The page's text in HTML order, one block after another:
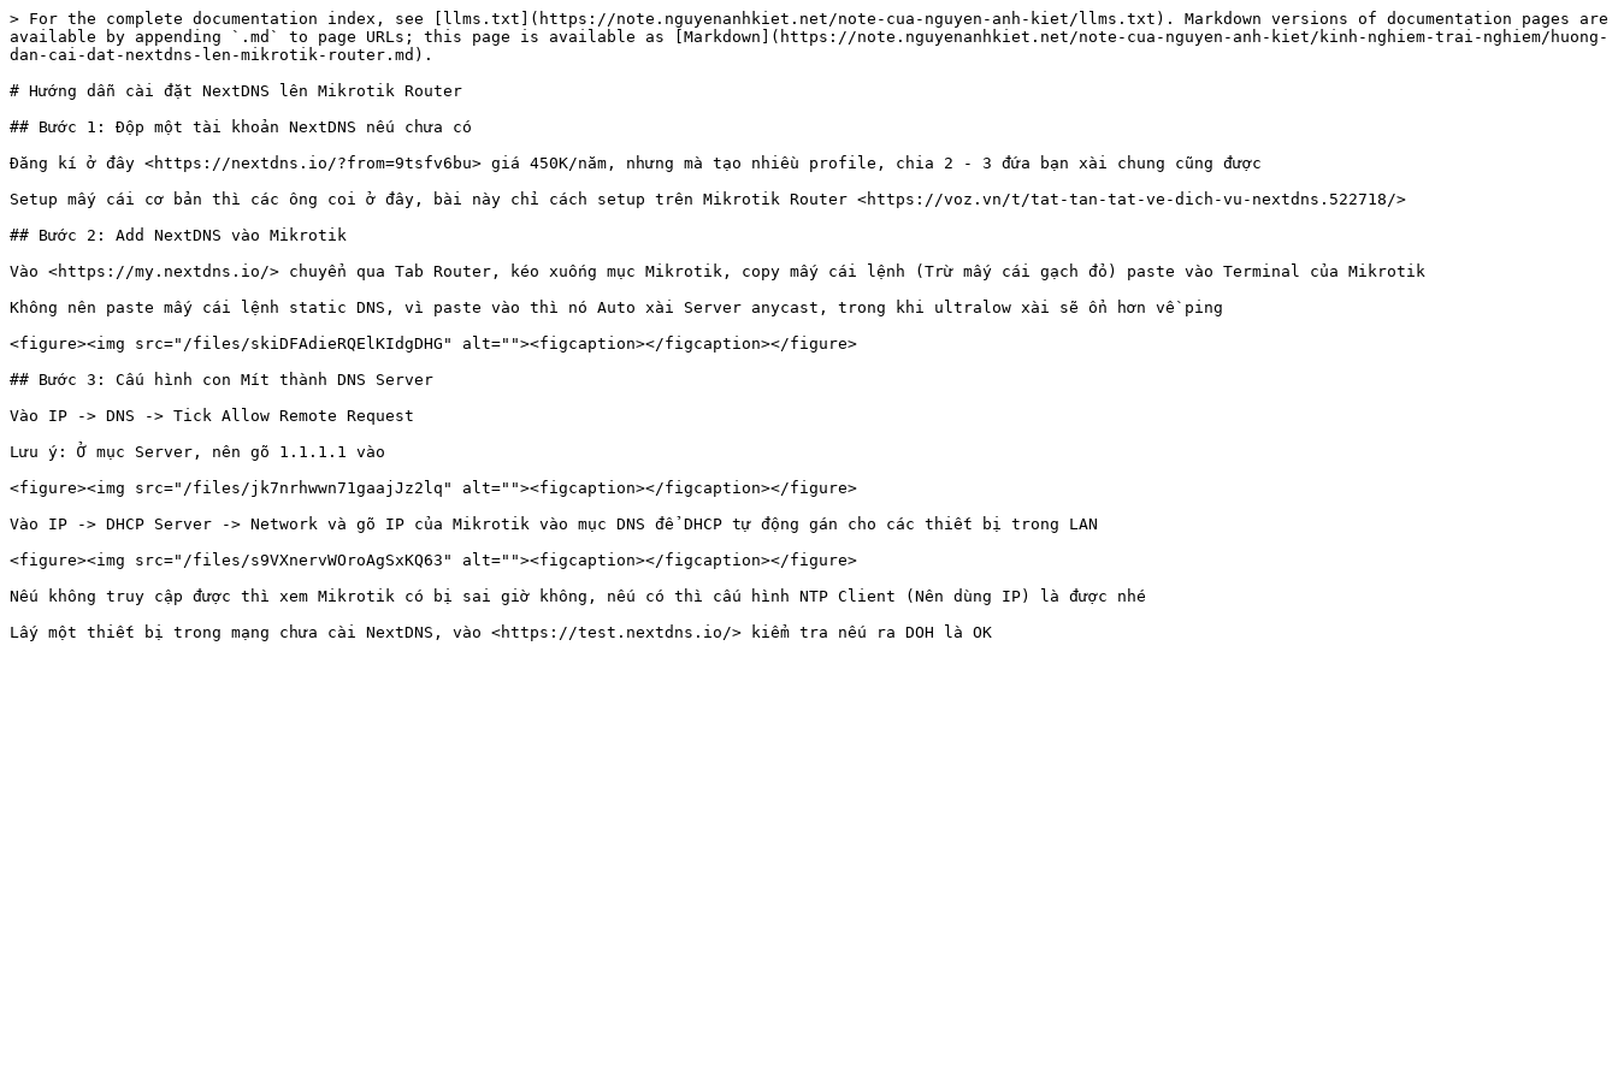
> For the complete documentation index, see [llms.txt](https://note.nguyenanhkiet.net/note-cua-nguyen-anh-kiet/llms.txt). Markdown versions of documentation pages are
available by appending `.md` to page URLs; this page is available as [Markdown](https://note.nguyenanhkiet.net/note-cua-nguyen-anh-kiet/kinh-nghiem-trai-nghiem/huong-
dan-cai-dat-nextdns-len-mikrotik-router.md).
# Hướng dẫn cài đặt NextDNS lên Mikrotik Router
## Bước 1: Độp một tài khoản NextDNS nếu chưa có
Đăng kí ở đây <https://nextdns.io/?from=9tsfv6bu> giá 450K/năm, nhưng mà tạo nhiều profile, chia 2 - 3 đứa bạn xài chung cũng được
Setup mấy cái cơ bản thì các ông coi ở đây, bài này chỉ cách setup trên Mikrotik Router <https://voz.vn/t/tat-tan-tat-ve-dich-vu-nextdns.522718/>
## Bước 2: Add NextDNS vào Mikrotik
Vào <https://my.nextdns.io/> chuyển qua Tab Router, kéo xuống mục Mikrotik, copy mấy cái lệnh (Trừ mấy cái gạch đỏ) paste vào Terminal của Mikrotik
Không nên paste mấy cái lệnh static DNS, vì paste vào thì nó Auto xài Server anycast, trong khi ultralow xài sẽ ổn hơn về ping
<figure><img src="/files/skiDFAdieRQElKIdgDHG" alt=""><figcaption></figcaption></figure>
## Bước 3: Cấu hình con Mít thành DNS Server
Vào IP -> DNS -> Tick Allow Remote Request
Lưu ý: Ở mục Server, nên gõ 1.1.1.1 vào
<figure><img src="/files/jk7nrhwwn71gaajJz2lq" alt=""><figcaption></figcaption></figure>
Vào IP -> DHCP Server -> Network và gõ IP của Mikrotik vào mục DNS để DHCP tự động gán cho các thiết bị trong LAN
<figure><img src="/files/s9VXnervWOroAgSxKQ63" alt=""><figcaption></figcaption></figure>
Nếu không truy cập được thì xem Mikrotik có bị sai giờ không, nếu có thì cấu hình NTP Client (Nên dùng IP) là được nhé